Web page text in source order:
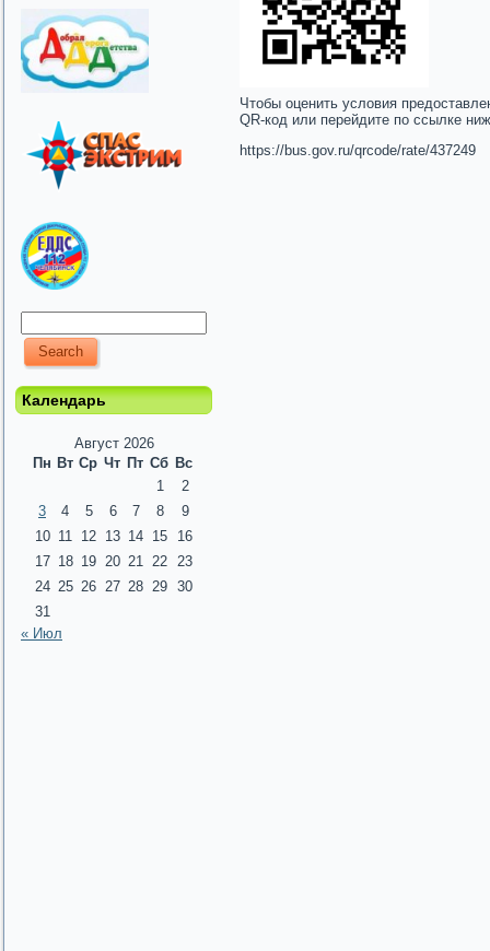
Календарь
Август 2026
Пн Вт Ср Чт Пт Сб Вс
1
2
3
4 5 6 7 8
9
10 11 12 13 14 15
16
17 18 19 20 21 22
23
24 25 26 27 28 29 30
31
« Июл
Чтобы оценить условия
QR-код или перейдите по ссылке
https://bus.gov.ru/qrcode/rate/437249